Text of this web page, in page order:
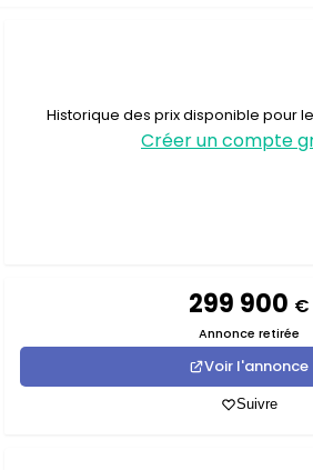
Historique des prix disponible pour
Créer un compte
299 900 €
Annonce retirée
Voir l'annonce
Suivre